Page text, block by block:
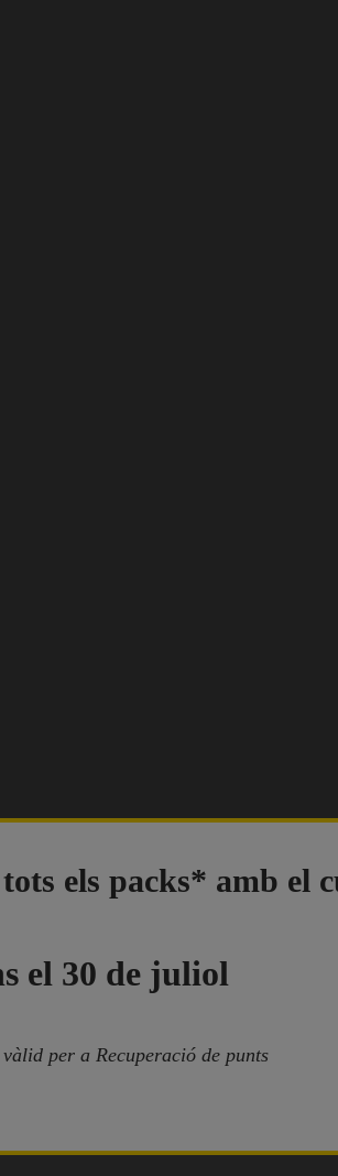
tots els permisos de cotxe i moto
els packs* amb el
el 30 de juliol
per a Recuperació de punts